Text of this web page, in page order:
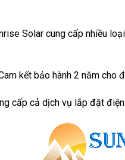
Solar cung cấp nhiều
kết bảo hành 2 năm cho
cấp cả dịch vụ lắp đặt